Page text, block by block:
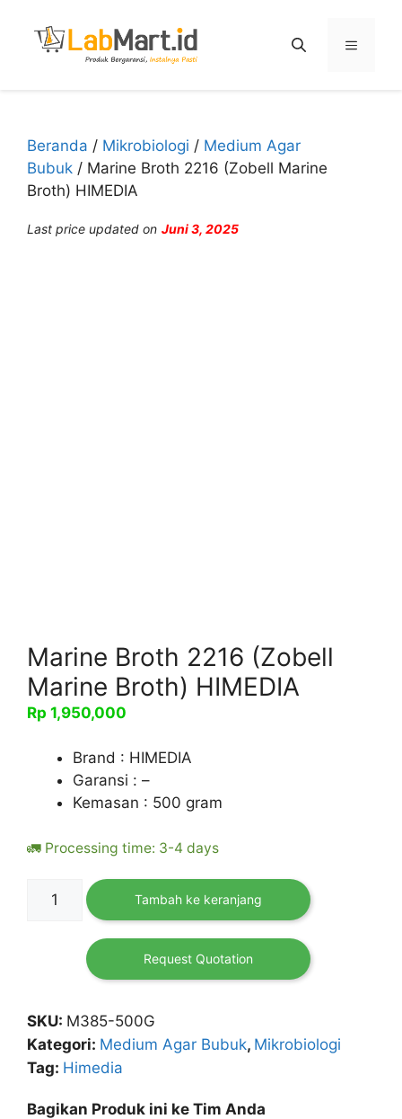
Menu
Beranda / Mikrobiologi / Medium Agar
Bubuk / Marine Broth 2216 (Zobell Marine
Broth) HIMEDIA
Last price updated on Juni 3, 2025
Marine Broth 2216 (Zobell
Marine Broth) HIMEDIA
Rp 1,950,000
Brand : HIMEDIA
Garansi : –
Kemasan : 500 gram
🚛 Processing time: 3-4 days
Kuantitas
Marine
Broth)
HIMEDIA
Tambah ke keranjang
Request Quotation
SKU: M385-500G
Kategori: Medium Agar Bubuk, Mikrobiologi
Tag: Himedia
Bagikan Produk ini ke Tim Anda